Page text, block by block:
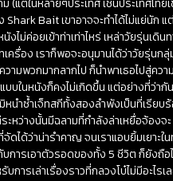
แต่ในหลายๆประเทศ เช่นประเทศไทยเ
Shark Bait เขาอาจจะทำได้ไม่แย่นัก แ
ม่ค่อยเข้าท่าเท่าไหร่ เหล่าวัยรุ่นเดิน
ครื่อง เราก็พอจะอนุมานได้ว่าวัยรุ่นก
ามพวกมากลากไป ก็นำพาเธอไปสู่ควา
ในหนังก็คงไม่เกิดขึ้น แต่อย่างที่ว่ากัน
หนำซ้ำเจ็ทสกีทั้งสองลำพังเป็นที่เรียบ
หว่างนั้นมีฉลามที่กำลังล่าเหยื่อจ้องจะ
ได้ว่าน่ารำคาญ จนเราแอบยิ้มเยาะใ
การเอาตัวรอดของทั้ง 5 ชีวิต ก็ยังถือ
ารเล่าเรื่องราวที่กลวงโบ๋ไม่มีอะไรเ